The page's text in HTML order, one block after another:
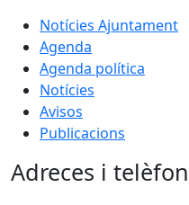
Notícies Ajuntament
Agenda
Agenda política
Notícies
Avisos
Publicacions
Adreces i